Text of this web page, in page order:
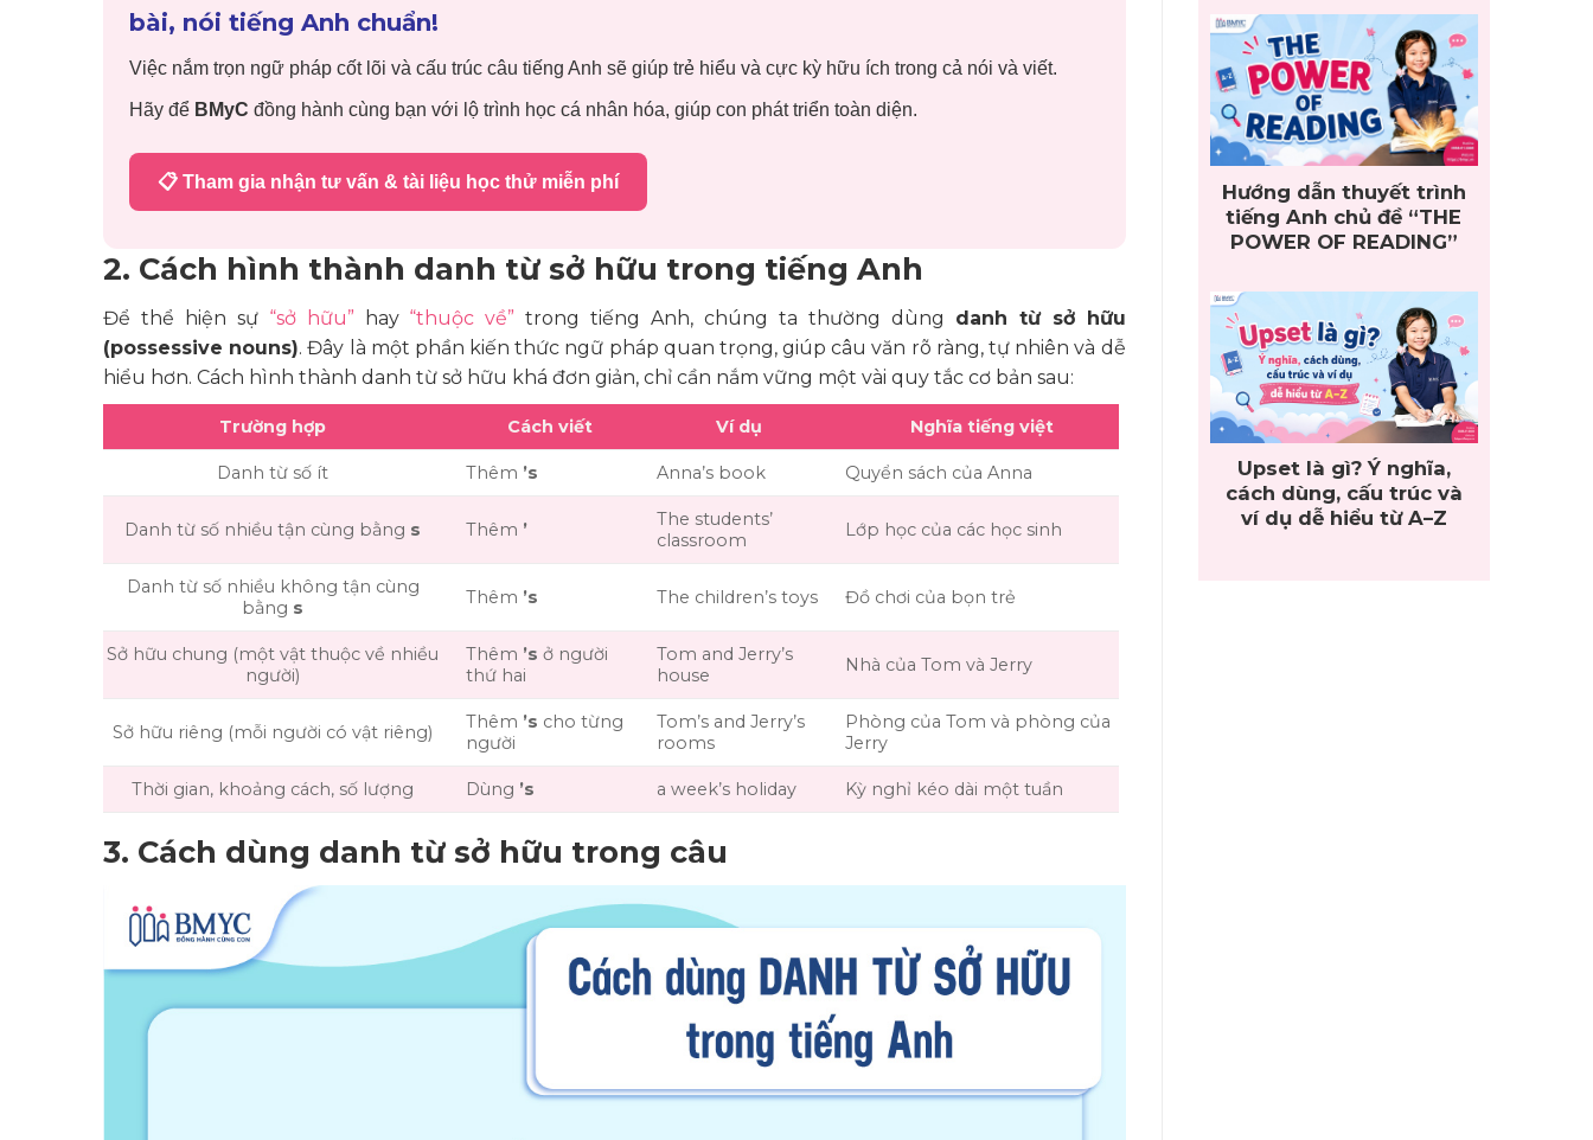
bài, nói tiếng Anh chuẩn!
Việc nắm trọn ngữ pháp cốt lõi và cấu trúc câu tiếng Anh sẽ giúp trẻ hiểu và cực kỳ hữu ích trong cả nói và viết.
Hãy để BMyC đồng hành cùng bạn với lộ trình học cá nhân hóa, giúp con phát triển toàn diện.
📋 Tham gia nhận tư vấn & tài liệu học thử miễn phí
2. Cách hình thành danh từ sở hữu trong tiếng Anh
Để thể hiện sự “sở hữu” hay “thuộc về” trong tiếng Anh, chúng ta thường dùng danh từ sở hữu
(possessive nouns). Đây là một phần kiến thức ngữ pháp quan trọng, giúp câu văn rõ ràng, tự nhiên và dễ
hiểu hơn. Cách hình thành danh từ sở hữu khá đơn giản, chỉ cần nắm vững một vài quy tắc cơ bản sau:
Trường hợp Cách viết Ví dụ Nghĩa tiếng việt
Danh từ số ít Thêm ’s Anna’s book Quyển sách của Anna
Danh từ số nhiều tận cùng bằng s Thêm ’
The students’
classroom
Lớp học của các học sinh
Danh từ số nhiều không tận cùng
bằng s Thêm ’s The children’s toys Đồ chơi của bọn trẻ
Sở hữu chung (một vật thuộc về nhiều
người)
Thêm ’s ở người
thứ hai
Tom and Jerry’s
house
Nhà của Tom và Jerry
Sở hữu riêng (mỗi người có vật riêng) Thêm ’s cho từng
người
Tom’s and Jerry’s
rooms
Phòng của Tom và phòng của
Jerry
Thời gian, khoảng cách, số lượng Dùng ’s a week’s holiday Kỳ nghỉ kéo dài một tuần
3. Cách dùng danh từ sở hữu trong câu
Hướng dẫn thuyết trình
tiếng Anh chủ đề “THE
POWER OF READING”
Upset là gì? Ý nghĩa,
cách dùng, cấu trúc và
ví dụ dễ hiểu từ A–Z